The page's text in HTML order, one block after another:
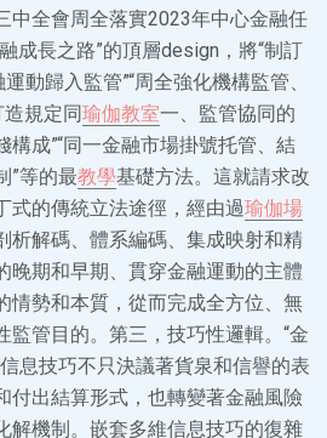
中全會周全落實2023年中心金融任
成長之路”的頂層design，將“制訂
動歸入監管”“周全強化機構監管、
造規定同瑜伽教室一、監管協同的
成”“同一金融市場掛號托管、結
”等的最教學基礎方法。這就請求改
式的傳統立法途徑，經由過瑜伽場
析解碼、體系編碼、集成映射和精
晚期和早期、貫穿金融運動的主體
情勢和本質，從而完成全方位、無
監管目的。第三，技巧性邏輯。“金
息技巧不只決議著貨泉和信譽的表
付出結算形式，也轉變著金融風險
解機制。嵌套多維信息技巧的復雜